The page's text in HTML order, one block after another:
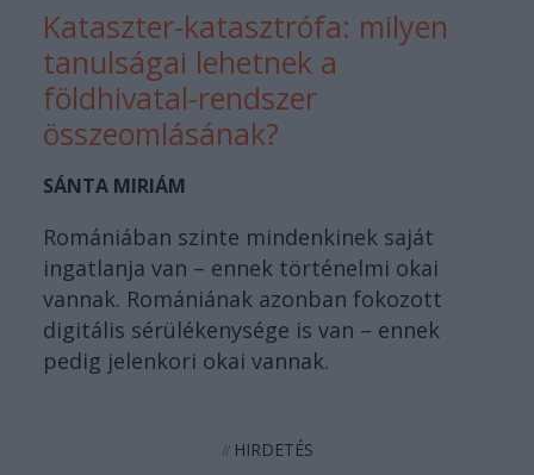
Kataszter-katasztrófa: milyen
tanulságai lehetnek a
földhivatal-rendszer
összeomlásának?
SÁNTA MIRIÁM
Romániában szinte mindenkinek saját
ingatlanja van – ennek történelmi okai
vannak. Romániának azonban fokozott
digitális sérülékenysége is van – ennek
pedig jelenkori okai vannak.
//HIRDETÉS